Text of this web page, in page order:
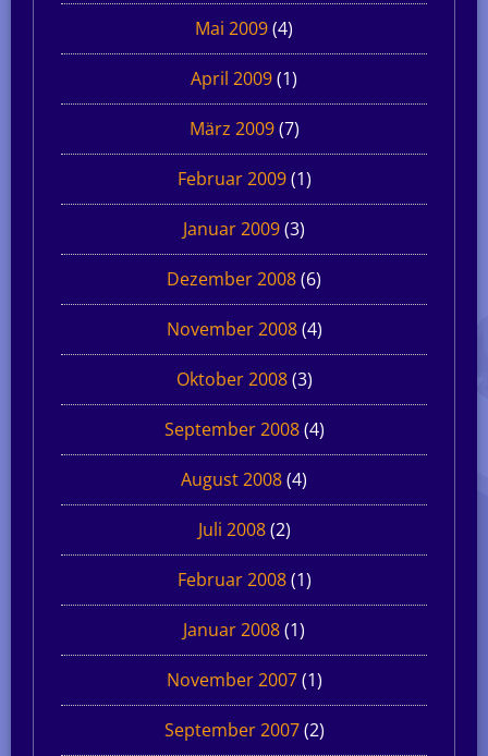
Mai 2009(4)
April 2009(1)
März 2009(7)
Februar 2009(1)
Januar 2009(3)
Dezember 2008(6)
November 2008(4)
Oktober 2008(3)
September 2008(4)
August 2008(4)
Juli 2008(2)
Februar 2008(1)
Januar 2008(1)
November 2007(1)
September 2007(2)